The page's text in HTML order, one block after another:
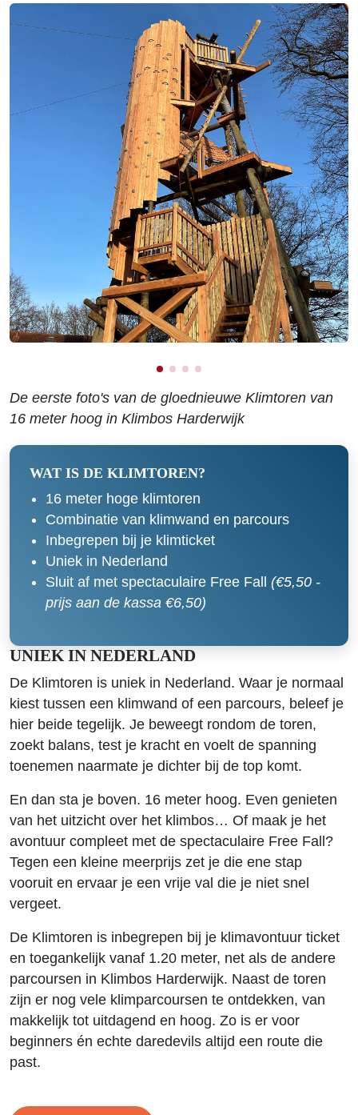
De eerste foto's van de gloednieuwe Klimtoren van
16 meter hoog in Klimbos Harderwijk
UNIEK IN NEDERLAND
De Klimtoren is uniek in Nederland. Waar je normaal
kiest tussen een klimwand of een parcours, beleef je
hier beide tegelijk. Je beweegt rondom de toren,
zoekt balans, test je kracht en voelt de spanning
toenemen naarmate je dichter bij de top komt.
En dan sta je boven. 16 meter hoog. Even genieten
van het uitzicht over het klimbos… Of maak je het
avontuur compleet met de spectaculaire Free Fall?
Tegen een kleine meerprijs zet je die ene stap
vooruit en ervaar je een vrije val die je niet snel
vergeet.
De Klimtoren is inbegrepen bij je klimavontuur ticket
en toegankelijk vanaf 1.20 meter, net als de andere
parcoursen in Klimbos Harderwijk. Naast de toren
zijn er nog vele klimparcoursen te ontdekken, van
makkelijk tot uitdagend en hoog. Zo is er voor
beginners én echte daredevils altijd een route die
past.
WAT IS DE KLIMTOREN?
16 meter hoge klimtoren
Combinatie van klimwand en parcours
Inbegrepen bij je klimticket
Uniek in Nederland
Sluit af met spectaculaire Free Fall (€5,50 -
prijs aan de kassa €6,50)